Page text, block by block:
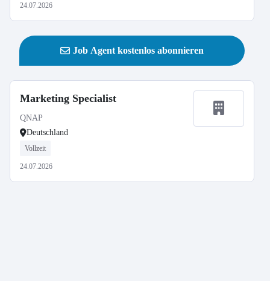
24.07.2026
Job Agent kostenlos abonnieren
Marketing Specialist
QNAP
Deutschland
Vollzeit
24.07.2026